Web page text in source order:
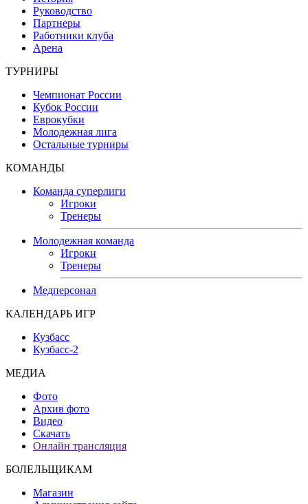
Руководство
Партнеры
Работники клуба
Арена
ТУРНИРЫ
Чемпионат России
Кубок России
Еврокубки
Молодежная лига
Остальные турниры
КОМАНДЫ
Команда суперлиги
Игроки
Тренеры
Молодежная команда
Игроки
Тренеры
Медперсонал
КАЛЕНДАРЬ ИГР
Кузбасс
Кузбасс-2
МЕДИА
Фото
Архив фото
Видео
Скачать
Онлайн трансляция
БОЛЕЛЬЩИКАМ
Магазин